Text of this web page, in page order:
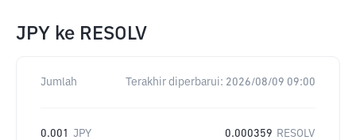
JPY ke RESOLV
Jumlah Terakhir diperbarui: 2026/08/09 09:00
0.001 JPY 0.000359 RESOLV